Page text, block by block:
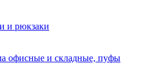
и рюкзаки
офисные и складные, пуфы